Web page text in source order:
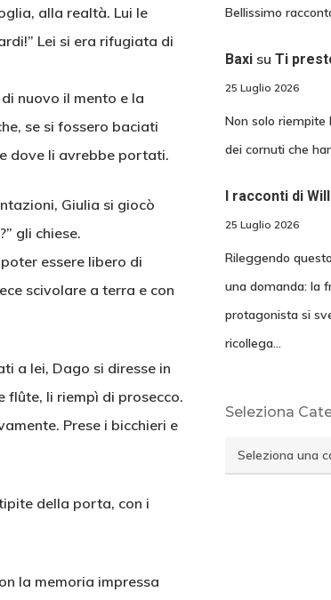
alla realtà. Lui le
Lei si era rifugiata di
nuovo il mento e la
se si fossero baciati
dove li avrebbe portati.
Giulia si giocò
gli chiese.
essere libero di
scivolare a terra e con
a lei, Dago si diresse in
flûte, li riempì di prosecco.
Prese i bicchieri e
della porta, con i
la memoria impressa
Bellissimo
Baxisu Ti
25 Luglio 2026
Non solo riempite
dei cornuti che
I racconti di
25 Luglio 2026
Rileggendo
una domanda: la
protagonista si
ricollega…
Seleziona
Seleziona
Categoria